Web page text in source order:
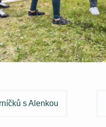
s Alenkou